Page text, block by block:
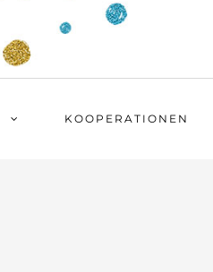
KOOPERATIONEN